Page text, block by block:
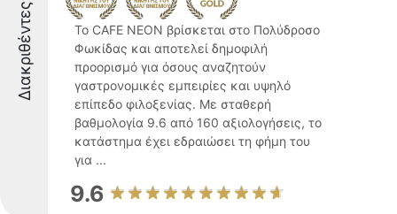
Διακριθέντες
Το CAFE NEON βρίσκεται στο Πολύδροσο
Φωκίδας και αποτελεί δημοφιλή
προορισμό για όσους αναζητούν
γαστρονομικές εμπειρίες και υψηλό
επίπεδο φιλοξενίας. Με σταθερή
βαθμολογία 9.6 από 160 αξιολογήσεις, το
κατάστημα έχει εδραιώσει τη φήμη του
για ...
9.6